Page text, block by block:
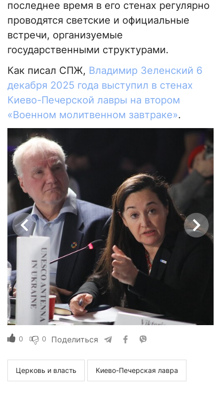
последнее время в его стенах регулярно
проводятся светские и официальные
встречи, организуемые
государственными структурами.
Как писал СПЖ, Владимир Зеленский 6
декабря 2025 года выступил в стенах
Киево-Печерской лавры на втором
«Военном молитвенном завтраке».
0 0 Поделиться
Церковь и власть Киево-Печерская лавра